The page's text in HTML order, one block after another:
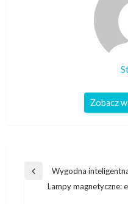
Zobacz
Nawigacja
wpisu
Poprzedni
Wygodna
Lampy magnetyczne: